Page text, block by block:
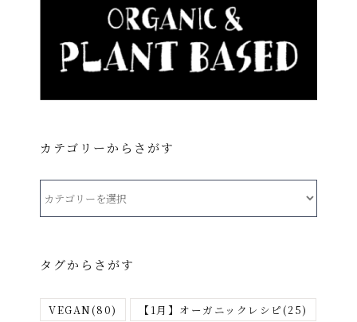
カテゴリーからさがす
ー
ら
タグからさがす
VEGAN(80) 【1月】オーガニックレシピ(25)